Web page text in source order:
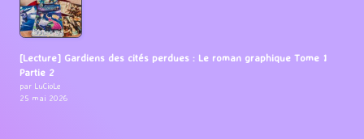
[Lecture] Gardiens des cités perdues : Le roman graphique Tome 1
Partie 2
par LuCioLe
25 mai 2026